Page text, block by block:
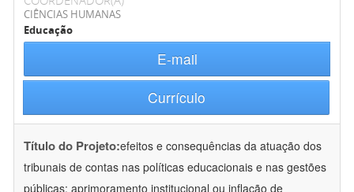
CIÊNCIAS HUMANAS
Educação
E-mail
Currículo
Título do Projeto:efeitos e consequências da atuação dos
tribunais de contas nas políticas educacionais e nas gestões
públicas: aprimoramento institucional ou inflação de